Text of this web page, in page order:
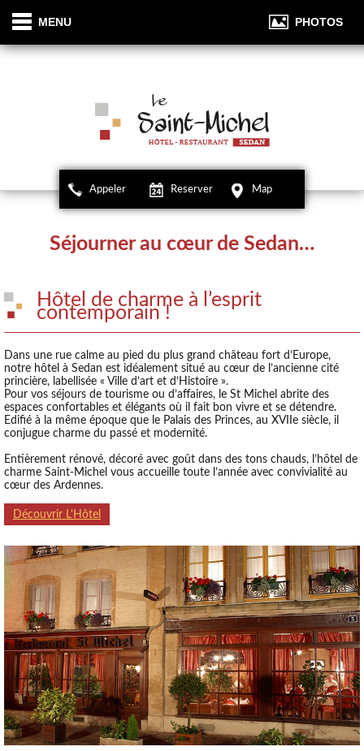
MENU PHOTOS
Appeler Reserver Map
Séjourner au cœur de Sedan…
Hôtel de charme à l’esprit
contemporain !
Dans une rue calme au pied du plus grand château fort d’Europe,
notre hôtel à Sedan est idéalement situé au cœur de l’ancienne cité
princière, labellisée « Ville d’art et d’Histoire ».
Pour vos séjours de tourisme ou d’affaires, le St Michel abrite des
espaces confortables et élégants où il fait bon vivre et se détendre.
Edifié à la même époque que le Palais des Princes, au XVII e siècle, il
conjugue charme du passé et modernité.
Entièrement rénové, décoré avec goût dans des tons chauds, l’hôtel de
charme Saint-Michel vous accueille toute l’année avec convivialité au
cœur des Ardennes.
Découvrir L'Hôtel